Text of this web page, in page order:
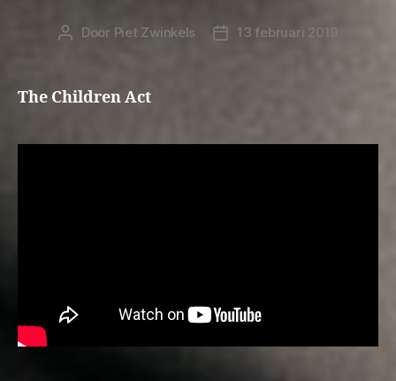
Berichtauteur
Door Piet Zwinkels Berichtdatum
13 februari 2019
The Children Act